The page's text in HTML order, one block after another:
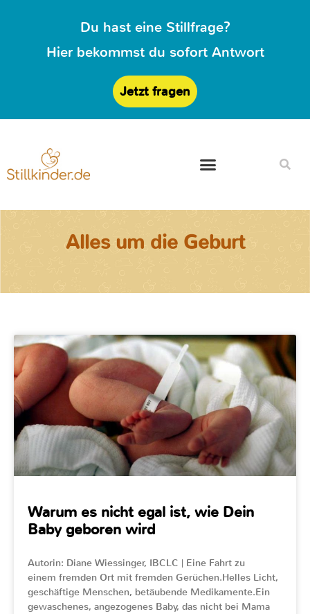
Du hast eine Stillfrage?
Hier bekommst du sofort Antwort
Jetzt fragen
Alles um die Geburt
Warum es nicht egal ist, wie Dein
Baby geboren wird
Autorin: Diane Wiessinger, IBCLC | Eine Fahrt zu
einem fremden Ort mit fremden Gerüchen.Helles Licht,
geschäftige Menschen, betäubende Medikamente.Ein
gewaschenes, angezogenes Baby, das nicht bei Mama